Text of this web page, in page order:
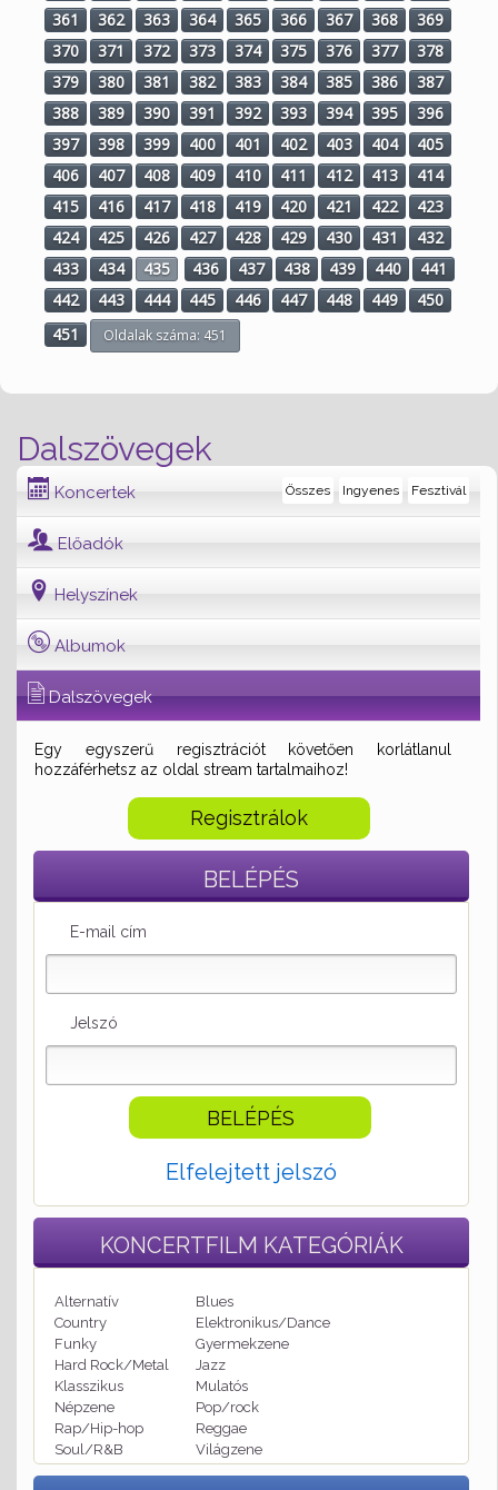
Dalszövegek
Koncertek Fesztivál
Ingyenes
Összes
Előadók
Helyszínek
Albumok
Dalszövegek
Egy egyszerű regisztrációt követően korlátlanul
hozzáférhetsz az oldal stream tartalmaihoz!
Regisztrálok
BELÉPÉS
E-mail cím
Jelszó
Elfelejtett jelszó
KONCERTFILM KATEGÓRIÁK
Alternatív
Blues
Country
Elektronikus/Dance
Funky
Gyermekzene
Hard Rock/Metal
Jazz
Klasszikus
Mulatós
Népzene
Pop/rock
Rap/Hip-hop
Reggae
Soul/R&B
Világzene
361
362 363 364 365 366 367 368
369
370
371 372 373 374 375 376 377
378
379
380 381 382 383 384 385 386
387
388
389 390 391 392 393 394 395
396
397
398 399 400 401 402 403 404
405
406
407 408 409 410 411 412 413
414
415
416 417 418 419 420 421 422
423
424
425 426 427 428 429 430 431
432
433
434 435 436 437 438 439 440
441
442
443 444 445 446 447 448 449
450
451
Oldalak száma: 451